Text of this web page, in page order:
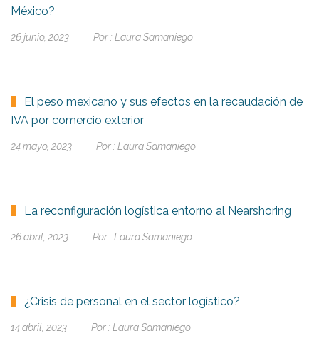
México?
26 junio, 2023 Por : Laura Samaniego
El peso mexicano y sus efectos en la recaudación de
IVA por comercio exterior
24 mayo, 2023 Por : Laura Samaniego
La reconfiguración logística entorno al Nearshoring
26 abril, 2023 Por : Laura Samaniego
¿Crisis de personal en el sector logístico?
14 abril, 2023 Por : Laura Samaniego